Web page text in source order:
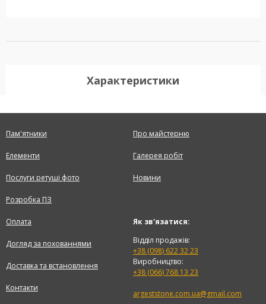
Характеристики
Пам'ятники
Елементи
Послуги ретуші фото
Розробка ПЗ
Про майстерню
Галерея робіт
Новини
Оплата
Догляд за похованнями
Доставка та встановлення
Контакти
Як зв'язатися:
Відділ продажів:
+38 (098) 622 32 23
Виробництво:
+38 (066) 768 13 23
argeststone.com.ua@gmail.com